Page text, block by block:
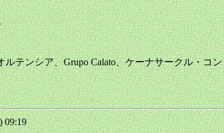
テンシア、Grupo Calato、ケーナサークル・コ
09:19